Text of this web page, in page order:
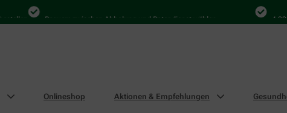
Bequem zwischen Abholung und Botendienst wählen 4.000 Mal in
Onlineshop Aktionen & Empfehlungen